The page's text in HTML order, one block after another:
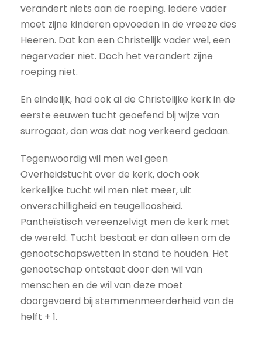
verandert niets aan de roeping. Iedere vader
moet zijne kinderen opvoeden in de vreeze des
Heeren. Dat kan een Christelijk vader wel, een
negervader niet. Doch het verandert zijne
roeping niet.
En eindelijk, had ook al de Christelijke kerk in de
eerste eeuwen tucht geoefend bij wijze van
surrogaat, dan was dat nog verkeerd gedaan.
Tegenwoordig wil men wel geen
Overheidstucht over de kerk, doch ook
kerkelijke tucht wil men niet meer, uit
onverschilligheid en teugelloosheid.
Pantheïstisch vereenzelvigt men de kerk met
de wereld. Tucht bestaat er dan alleen om de
genootschapswetten in stand te houden. Het
genootschap ontstaat door den wil van
menschen en de wil van deze moet
doorgevoerd bij stemmenmeerderheid van de
helft + 1.